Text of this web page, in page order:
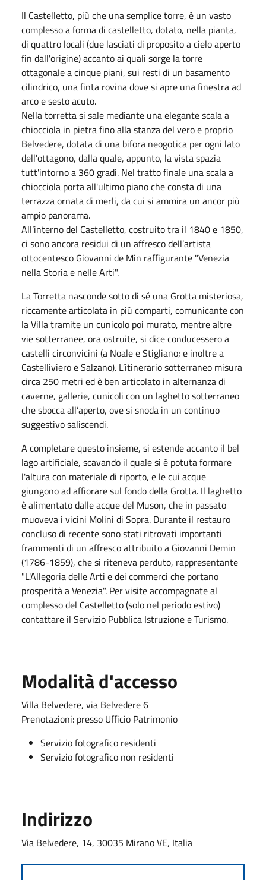
Il Castelletto, più che una semplice torre, è un vasto
complesso a forma di castelletto, dotato, nella pianta,
di quattro locali (due lasciati di proposito a cielo aperto
fin dall'origine) accanto ai quali sorge la torre
ottagonale a cinque piani, sui resti di un basamento
cilindrico, una finta rovina dove si apre una finestra ad
arco e sesto acuto.
Nella torretta si sale mediante una elegante scala a
chiocciola in pietra fino alla stanza del vero e proprio
Belvedere, dotata di una bifora neogotica per ogni lato
dell'ottagono, dalla quale, appunto, la vista spazia
tutt'intorno a 360 gradi. Nel tratto finale una scala a
chiocciola porta all'ultimo piano che consta di una
terrazza ornata di merli, da cui si ammira un ancor più
ampio panorama.
All’interno del Castelletto, costruito tra il 1840 e 1850,
ci sono ancora residui di un affresco dell’artista
ottocentesco Giovanni de Min raffigurante "Venezia
nella Storia e nelle Arti".
La Torretta nasconde sotto di sé una Grotta misteriosa,
riccamente articolata in più comparti, comunicante con
la Villa tramite un cunicolo poi murato, mentre altre
vie sotterranee, ora ostruite, si dice conducessero a
castelli circonvicini (a Noale e Stigliano; e inoltre a
Castelliviero e Salzano). L’itinerario sotterraneo misura
circa 250 metri ed è ben articolato in alternanza di
caverne, gallerie, cunicoli con un laghetto sotterraneo
che sbocca all’aperto, ove si snoda in un continuo
suggestivo saliscendi.
A completare questo insieme, si estende accanto il bel
lago artificiale, scavando il quale si è potuta formare
l'altura con materiale di riporto, e le cui acque
giungono ad affiorare sul fondo della Grotta. Il laghetto
è alimentato dalle acque del Muson, che in passato
muoveva i vicini Molini di Sopra. Durante il restauro
concluso di recente sono stati ritrovati importanti
frammenti di un affresco attribuito a Giovanni Demin
(1786-1859), che si riteneva perduto, rappresentante
"L'Allegoria delle Arti e dei commerci che portano
prosperità a Venezia". Per visite accompagnate al
complesso del Castelletto (solo nel periodo estivo)
contattare il Servizio Pubblica Istruzione e Turismo.
Modalità d'accesso
Villa Belvedere, via Belvedere 6
Prenotazioni: presso Ufficio Patrimonio
Servizio fotografico residenti
Servizio fotografico non residenti
Indirizzo
Via Belvedere, 14, 30035 Mirano VE, Italia